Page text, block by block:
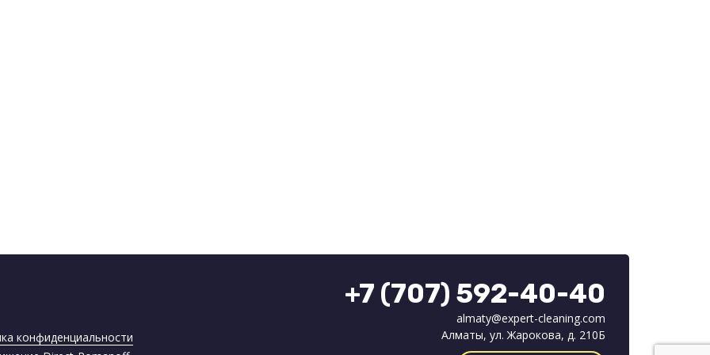
+7 (707) 592-40-40
almaty@expert-cleaning.com
Алматы, ул. Жарокова, д. 210Б
конфиденциальности